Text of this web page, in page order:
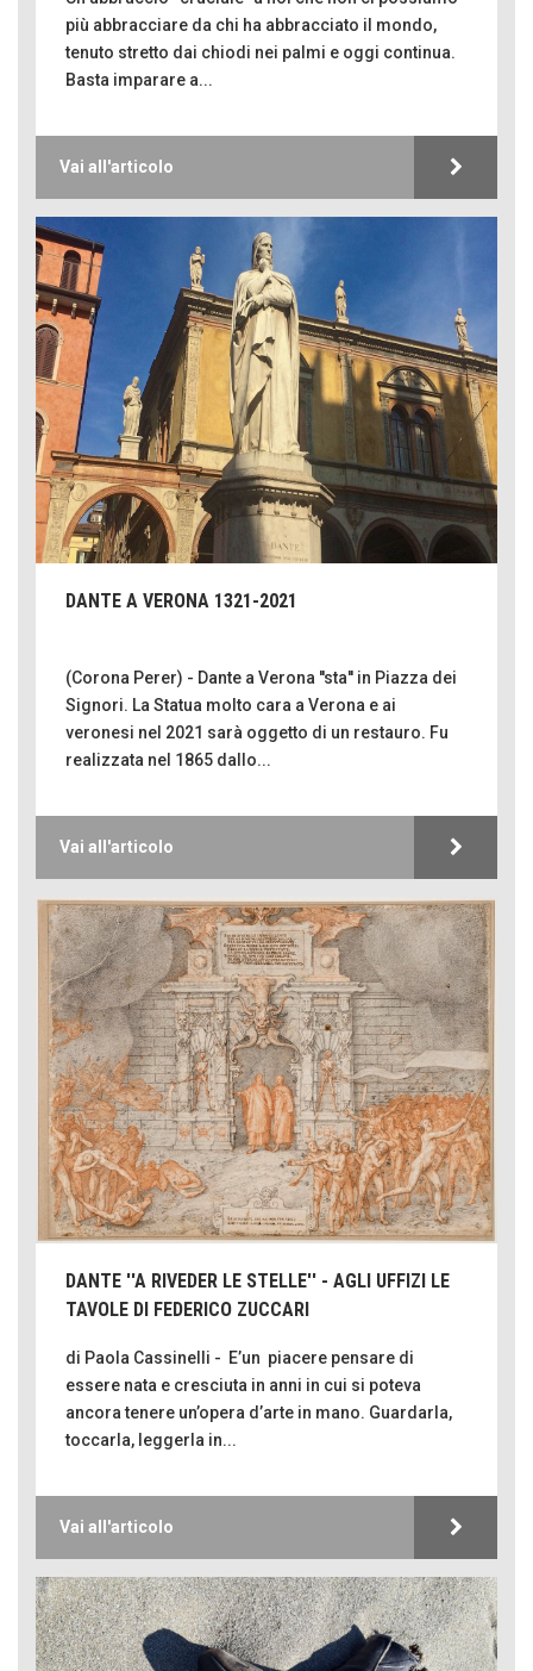
più abbracciare da chi ha abbracciato il mondo,
tenuto stretto dai chiodi nei palmi e oggi continua.
Basta imparare a...
Vai all'articolo
DANTE A VERONA 1321-2021
(Corona Perer) - Dante a Verona ''sta'' in Piazza dei
Signori. La Statua molto cara a Verona e ai
veronesi nel 2021 sarà oggetto di un restauro. Fu
realizzata nel 1865 dallo...
Vai all'articolo
DANTE ''A RIVEDER LE STELLE'' - AGLI UFFIZI LE
TAVOLE DI FEDERICO ZUCCARI
di Paola Cassinelli - E’un piacere pensare di
essere nata e cresciuta in anni in cui si poteva
ancora tenere un’opera d’arte in mano. Guardarla,
toccarla, leggerla in...
Vai all'articolo